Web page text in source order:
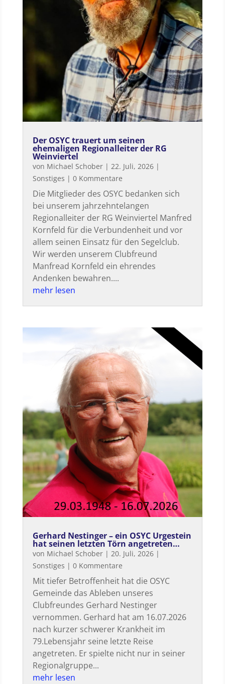
Der OSYC trauert um seinen
ehemaligen Regionalleiter der RG
Weinviertel
von Michael Schober| 22. Juli, 2026|
Sonstiges | 0 Kommentare
Die Mitglieder des OSYC bedanken sich
bei unserem jahrzehntelangen
Regionalleiter der RG Weinviertel Manfred
Kornfeld für die Verbundenheit und vor
allem seinen Einsatz für den Segelclub.
Wir werden unserem Clubfreund
Manfread Kornfeld ein ehrendes
Andenken bewahren....
mehr lesen
Gerhard Nestinger – ein OSYC Urgestein
hat seinen letzten Törn angetreten…
von Michael Schober| 20. Juli, 2026|
Sonstiges | 0 Kommentare
Mit tiefer Betroffenheit hat die OSYC
Gemeinde das Ableben unseres
Clubfreundes Gerhard Nestinger
vernommen. Gerhard hat am 16.07.2026
nach kurzer schwerer Krankheit im
79.Lebensjahr seine letzte Reise
angetreten. Er spielte nicht nur in seiner
Regionalgruppe...
mehr lesen